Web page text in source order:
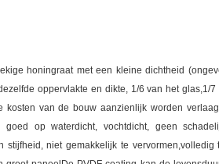
honingraat met een kleine dichtheid
oppervlakte en dikte, 1/6 van het glas,1/
van de bouw aanzienlijk worden
op waterdicht, vochtdicht, geen
stijfheid, niet gemakkelijk te